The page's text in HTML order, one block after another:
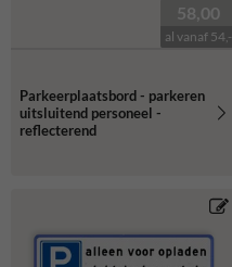
58,00
al vanaf 54,-
Parkeerplaatsbord - parkeren
uitsluitend personeel -
reflecterend